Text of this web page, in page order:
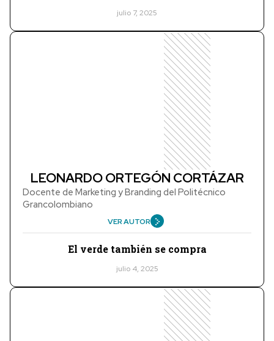
julio 7, 2025
LEONARDO ORTEGÓN CORTÁZAR
Docente de Marketing y Branding del Politécnico
Grancolombiano
VER AUTOR
El verde también se compra
julio 4, 2025